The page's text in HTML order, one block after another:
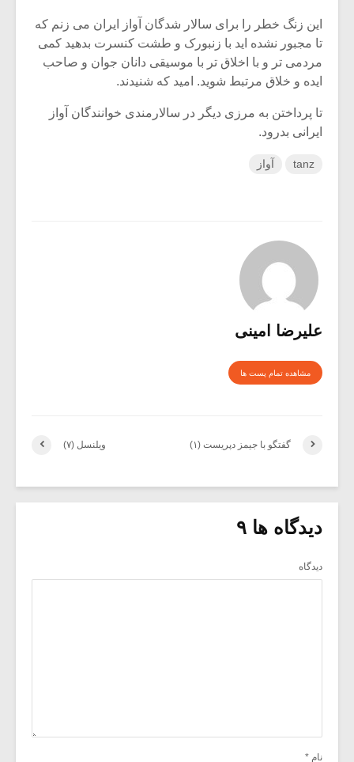
این زنگ خطر را برای سالار شدگان آواز ایران می زنم که
تا مجبور نشده اید با زنبورک و طشت کنسرت بدهید کمی
مردمی تر و با اخلاق تر با موسیقی دانان جوان و صاحب
ایده و خلاق مرتبط شوید. امید که شنیدند.
تا پرداختن به مرزی دیگر در سالارمندی خوانندگان آواز
ایرانی بدرود.
tanz آواز
علیرضا امینی
مشاهده تمام پست ها
ویلنسل (۷) گفتگو با جیمز دپریست (۱)
دیدگاه ها ۹
دیدگاه
نام *